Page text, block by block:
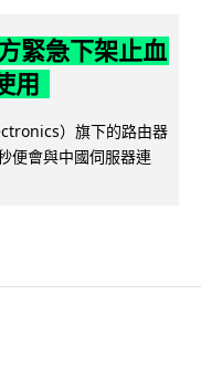
緊急下架止血
用
）旗下的路由器
便會與中國伺服器連